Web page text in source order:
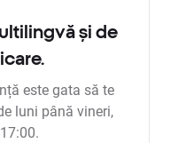
și de
este gata să te
luni până vineri,